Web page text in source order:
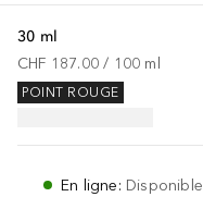
30 ml
CHF 187.00 / 100 ml
POINT ROUGE
En ligne: Disponible